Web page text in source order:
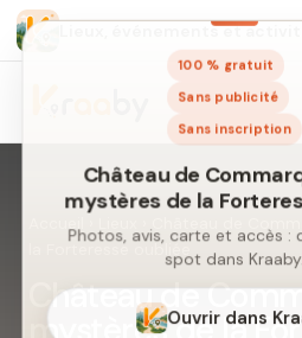
Lieux, événements et
100 %
Sans
Sans
Château de
Château de
la Forteresse oubliée
Château de